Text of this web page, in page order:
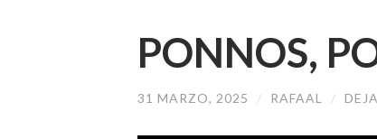
PONNOS,
31 MARZO, 2025 / RAFAAL /